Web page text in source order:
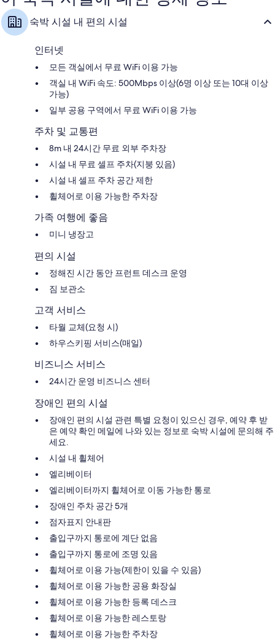
이
용
후
기
숙박 시설 내 편의 시설
인터넷
모든 객실에서 무료 WiFi 이용 가능
객실 내 WiFi 속도: 500Mbps 이상(6명 이상 또는 10대 이상
가능)
일부 공용 구역에서 무료 WiFi 이용 가능
주차 및 교통편
8m 내 24시간 무료 외부 주차장
시설 내 무료 셀프 주차(지붕 있음)
시설 내 셀프 주차 공간 제한
휠체어로 이용 가능한 주차장
가족 여행에 좋음
미니 냉장고
편의 시설
정해진 시간 동안 프런트 데스크 운영
짐 보관소
고객 서비스
타월 교체(요청 시)
하우스키핑 서비스(매일)
비즈니스 서비스
24시간 운영 비즈니스 센터
장애인 편의 시설
장애인 편의 시설 관련 특별 요청이 있으신 경우, 예약 후 받
은 예약 확인 메일에 나와 있는 정보로 숙박 시설에 문의해 주
세요.
시설 내 휠체어
엘리베이터
엘리베이터까지 휠체어로 이동 가능한 통로
장애인 주차 공간 5개
점자표지 안내판
출입구까지 통로에 계단 없음
출입구까지 통로에 조명 있음
휠체어로 이용 가능(제한이 있을 수 있음)
휠체어로 이용 가능한 공용 화장실
휠체어로 이용 가능한 등록 데스크
휠체어로 이용 가능한 레스토랑
휠체어로 이용 가능한 주차장